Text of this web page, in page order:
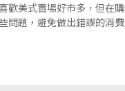
歡美式賣場好市多，但在
問題，避免做出錯誤的消費